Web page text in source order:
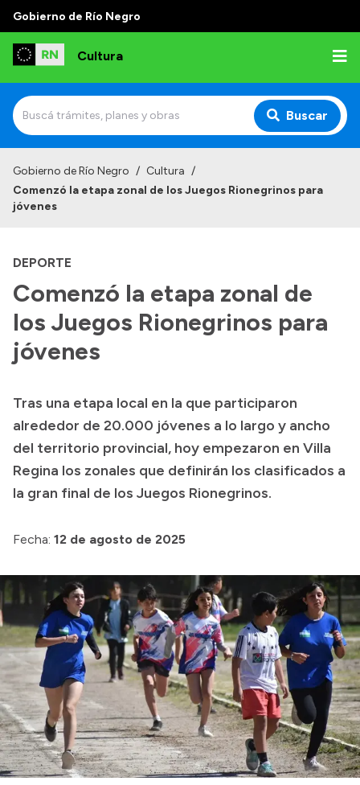
Gobierno de Río Negro
Cultura
Buscar
Institucional
Autoridades
Delegaciones
Normativa
Presupuesto
Boletín Oficial
Compras y licitaciones
Consulta de expedientes
Convocatorias
Intranet
Login
Gobierno de Río Negro / Cultura /
Comenzó la etapa zonal de los Juegos Rionegrinos para
jóvenes
DEPORTE
Comenzó la etapa zonal de
los Juegos Rionegrinos para
jóvenes
Tras una etapa local en la que participaron
alrededor de 20.000 jóvenes a lo largo y ancho
del territorio provincial, hoy empezaron en Villa
Regina los zonales que definirán los clasificados a
la gran final de los Juegos Rionegrinos.
Fecha: 12 de agosto de 2025